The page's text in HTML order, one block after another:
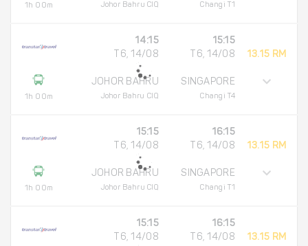
1h 00m Johor Bahru CIQ Changi T1
1h 00m
14:15
T6, 14/08
JOHOR BAHRU
Johor Bahru CIQ
15:15
T6, 14/08
SINGAPORE
Changi T4
13.15 RM
1h 00m
15:15
T6, 14/08
JOHOR BAHRU
Johor Bahru CIQ
16:15
T6, 14/08
SINGAPORE
Changi T1
13.15 RM
15:15
T6, 14/08
16:15
T6, 14/08
13.15 RM